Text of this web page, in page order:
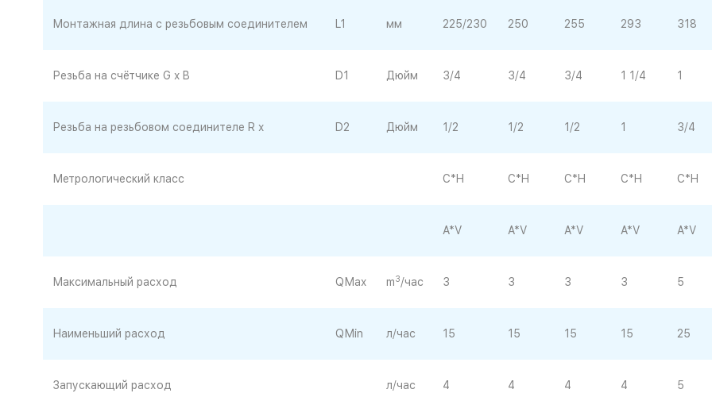
Монтажная длина с резьбовым соединителем L1 мм 225/230 250 255 293 318
Резьба на счётчике G x B D1 Дюйм 3/4 3/4 3/4 1 1/4 1
Резьба на резьбовом соединителе R x D2 Дюйм 1/2 1/2 1/2 1 3/4
Метрологический класс C*H C*H C*H C*H C*H
A*V A*V A*V A*V A*V
Максимальный расход QМаx m3/час 3 3 3 3 5
Наименьший расход QМin л/час 15 15 15 15 25
Запускающий расход л/час 4 4 4 4 5